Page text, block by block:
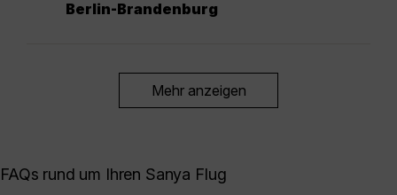
Berlin-Brandenburg
Mehr anzeigen
FAQs rund um Ihren Sanya Flug